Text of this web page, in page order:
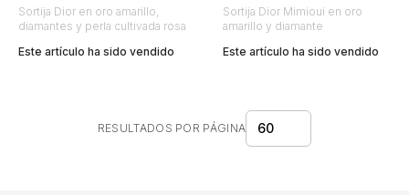
Sortija Dior en oro amarillo,
diamantes y perla cultivada rosa
Este artículo ha sido vendido
Sortija Dior Mimioui en oro
amarillo y diamante
Este artículo ha sido vendido
RESULTADOS POR PÁGINA 60